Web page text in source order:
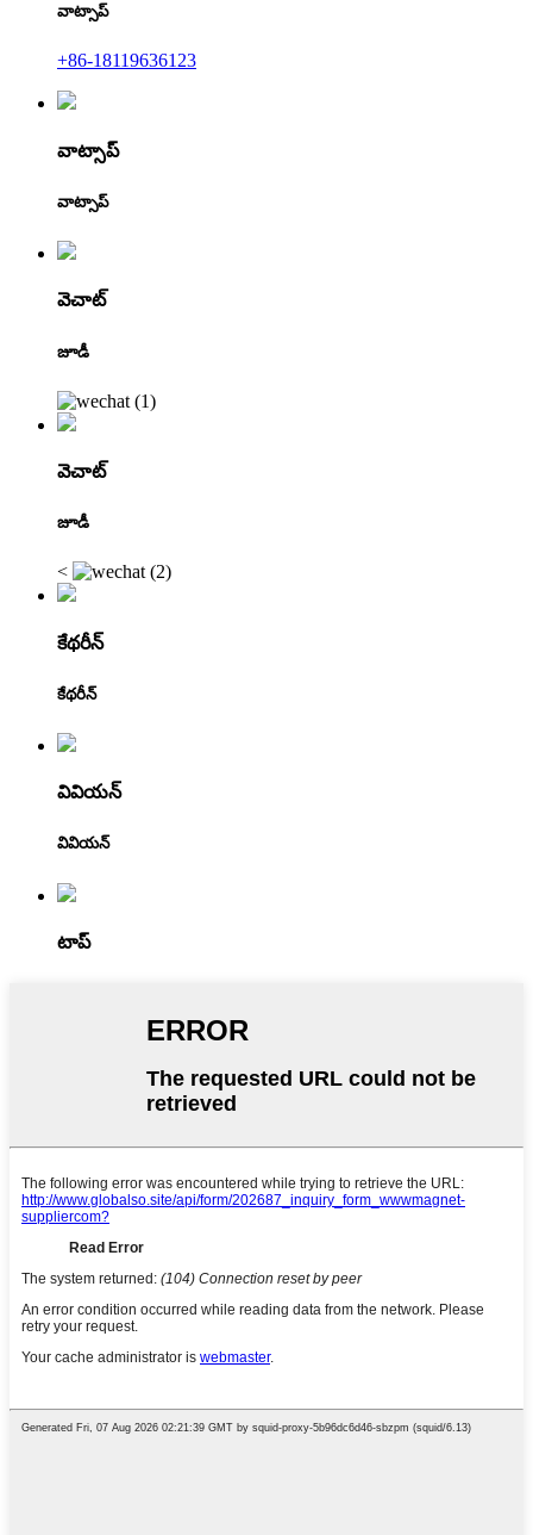
వాట్సాప్
+86-18119636123
వాట్సాప్
వాట్సాప్
వెచాట్
జూడీ
వెచాట్
జూడీ
<
కేథరీన్
కేథరీన్
వివియన్
వివియన్
టాప్